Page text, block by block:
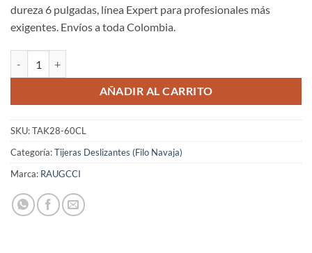
dureza 6 pulgadas, línea Expert para profesionales más
exigentes. Envíos a toda Colombia.
AÑADIR AL CARRITO
SKU:TAK28-60CL
Categoría:Tijeras Deslizantes (Filo Navaja)
Marca: RAUGCCI